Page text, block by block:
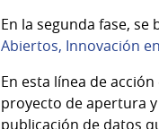
En la segunda fase,
Abiertos, Innovación
En esta línea de
proyecto de apertura
publicación de datos